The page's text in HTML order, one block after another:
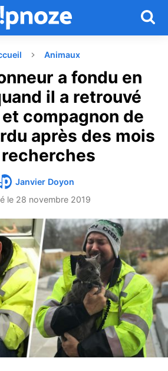
Animaux
a fondu en
il a retrouvé
compagnon de
après des mois
Janvier Doyon
le 28 novembre 2019